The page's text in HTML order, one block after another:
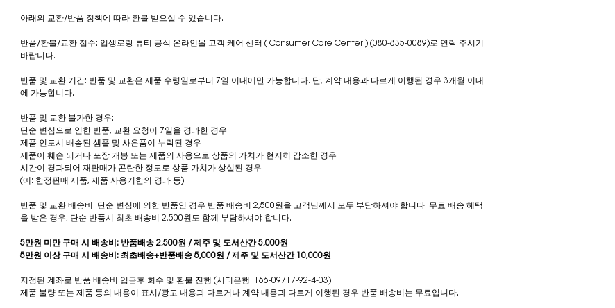
아래의 교환/반품 정책에 따라 환불 받으실 수 있습니다.
반품/환불/교환 접수: 입생로랑 뷰티 공식 온라인몰 고객 케어 센터 ( Consumer Care Center ) (080-835-0089)로 연락 주시기
바랍니다.
반품 및 교환 기간: 반품 및 교환은 제품 수령일로부터 7일 이내에만 가능합니다. 단, 계약 내용과 다르게 이행된 경우 3개월 이내
에 가능합니다.
반품 및 교환 불가한 경우:
단순 변심으로 인한 반품, 교환 요청이 7일을 경과한 경우
제품 인도시 배송된 샘플 및 사은품이 누락된 경우
제품이 훼손 되거나 포장 개봉 또는 제품의 사용으로 상품의 가치가 현저히 감소한 경우
시간이 경과되어 재판매가 곤란한 정도로 상품 가치가 상실된 경우
(예: 한정판매 제품, 제품 사용기한의 경과 등)
반품 및 교환 배송비: 단순 변심에 의한 반품인 경우 반품 배송비 2,500원을 고객님께서 모두 부담하셔야 합니다. 무료 배송 혜택
을 받은 경우, 단순 반품시 최초 배송비 2,500원도 함께 부담하셔야 합니다.
5만원 미만 구매 시 배송비: 반품배송 2,500원 / 제주 및 도서산간 5,000원
5만원 이상 구매 시 배송비: 최초배송+반품배송 5,000원 / 제주 및 도서산간 10,000원
지정된 계좌로 반품 배송비 입금후 회수 및 환불 진행 (시티은행: 166-09717-92-4-03)
제품 불량 또는 제품 등의 내용이 표시/광고 내용과 다르거나 계약 내용과 다르게 이행된 경우 반품 배송비는 무료입니다.